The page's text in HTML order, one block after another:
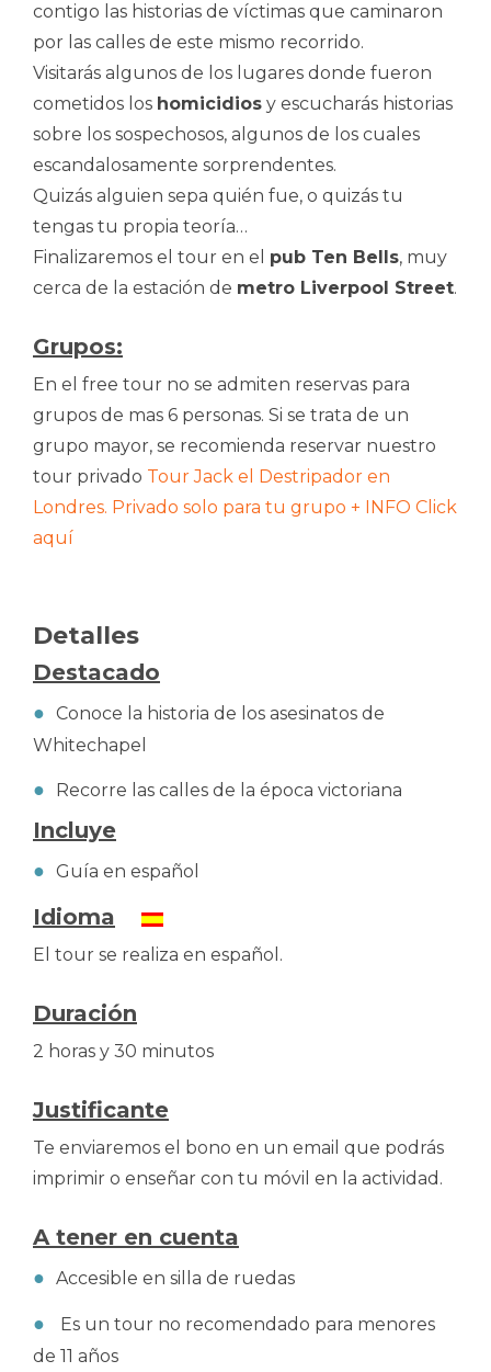
contigo las historias de víctimas que caminaron
por las calles de este mismo recorrido.
Visitarás algunos de los lugares donde fueron
cometidos los homicidios y escucharás historias
sobre los sospechosos, algunos de los cuales
escandalosamente sorprendentes.
Quizás alguien sepa quién fue, o quizás tu
tengas tu propia teoría…
Finalizaremos el tour en el pub Ten Bells, muy
cerca de la estación de metro Liverpool Street.
Grupos:
En el free tour no se admiten reservas para
grupos de mas 6 personas. Si se trata de un
grupo mayor, se recomienda reservar nuestro
tour privado Tour Jack el Destripador en
Londres. Privado solo para tu grupo + INFO Click
aquí
Detalles
Destacado
Conoce la historia de los asesinatos de
Whitechapel
Recorre las calles de la época victoriana
Incluye
Guía en español
Idioma
El tour se realiza en español.
Duración
2 horas y 30 minutos
Justificante
Te enviaremos el bono en un email que podrás
imprimir o enseñar con tu móvil en la actividad.
A tener en cuenta
Accesible en silla de ruedas
Es un tour no recomendado para menores
de 11 años